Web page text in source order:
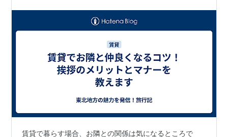
賃貸で暮らす場合、お隣との関係は気になるところで